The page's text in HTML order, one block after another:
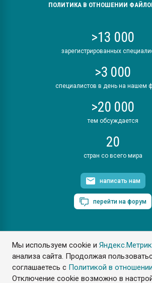
Мы используем cookie и
анализа сайта. Продолжая
соглашаетесь с Политикой в
Отключение cookie возможно в
ПОЛИТИКА В ОТНОШЕНИИ ФАЙЛОВ
>13 000
зарегистрированных
>3 000
специалистов в день на нашем
>20 000
тем обсуждается
20
стран со всего мира
написать нам
перейти на форум
ПластЭксперт © 2006. Все права
Разрешается копирование материалов
ссылкой на www.e-plastic.ru
Разработка сайта